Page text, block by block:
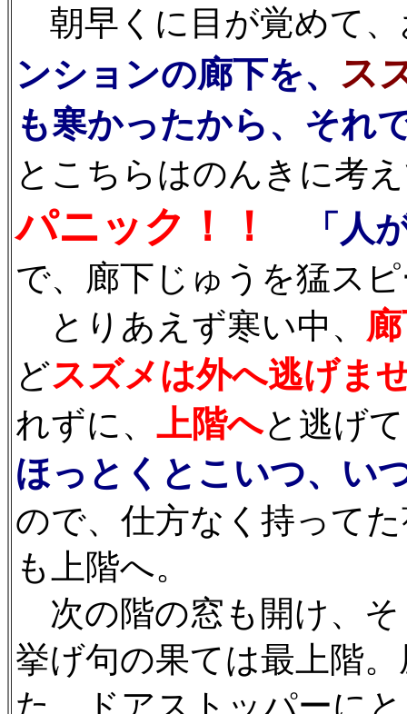
朝早くに目が覚めて
ンションの廊下を、 ス
も寒かったから、それ
とこちらはのんきに考
パニック！！ 「人
で、廊下じゅうを猛ス
とりあえず寒い中、
どスズメは外へ逃げま
れずに、 上階へと逃げ
ほっとくとこいつ、い
ので、仕方なく持って
も上階へ。
次の階の窓も開け、
挙げ句の果ては最上階
た、ドアストッパーに